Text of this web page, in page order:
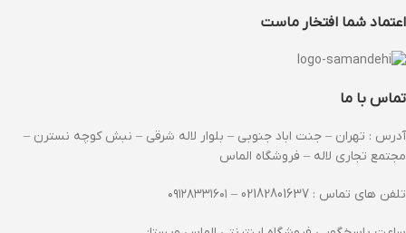
اعتماد شما افتخار ماست
تماس با ما
آدرس : تهران – جنت اباد جنوبی – بلوار لاله شرقی – نبش کوچه نسترن –
مجتمع تجاری لاله – فروشگاه الماس
تلفن های تماس : 02182801637 – ۰۹۱۲۸۳۳۱۶۰۱